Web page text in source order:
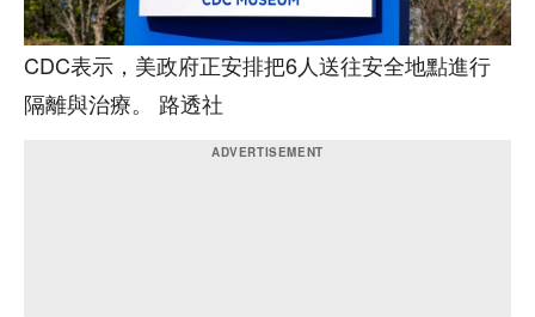
CDC表示，美政府正安排把6人送往安全地點進行
隔離與治療。 路透社